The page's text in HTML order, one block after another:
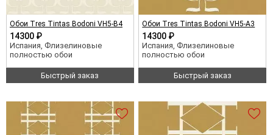
Обои Tres Tintas Bodoni VH5-B4
14300 ₽
Испания, Флизелиновые
полностью обои
Быстрый заказ
Обои Tres Tintas Bodoni VH5-A3
14300 ₽
Испания, Флизелиновые
полностью обои
Быстрый заказ